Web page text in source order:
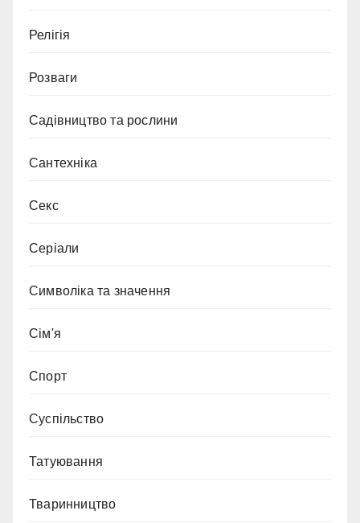
Релігія
Розваги
Садівництво та рослини
Сантехніка
Секс
Серіали
Символіка та значення
Сім'я
Спорт
Суспільство
Татуювання
Тваринництво